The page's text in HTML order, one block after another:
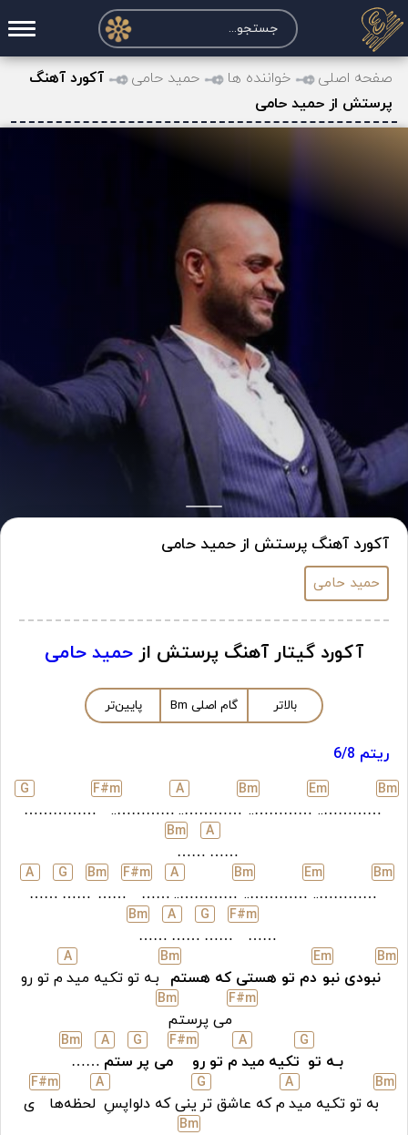
صفحه اصلی
درخواست آکورد
تماس با ما
حساب کاربری
صفحه اصلی خواننده ها حمید حامی
آکورد آهنگ
پرستش از حمید حامی
آکورد آهنگ پرستش از حمید حامی
حمید حامی
آکورد گیتار آهنگ پرستش از حمید حامی
بالاتر گام اصلی Bm پایین‌تر
ریتم 6/8
Bm
…………..
Em
…………..
Bm
…………..
A
…………..
F#m
……………
G
……
A
……
Bm
Bm
…………..
Em
…………..
Bm
…………..
A
……
F#m
……
Bm
……
G
……
A
……
F#m
……
G
……
A
……
Bm
Bm
نبودی نبو
Em
دم تو هستی که هستم
Bm
بـه تو تکیه مید
A
م تو رو
F#m
می پرستم
Bm
بـه تو
G
تکیه مید
A
م تو رو
F#m
می پر
G
ستم
A
……
Bm
Bm
به تو تکیه مید
A
م که عاشق تر
G
ینی که دلواپسِ
A
لحظه‌ها
F#m
ی
Bm